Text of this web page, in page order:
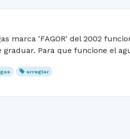
marca 'FAGOR' del 2002
graduar. Para que funcione el
gas arreglar